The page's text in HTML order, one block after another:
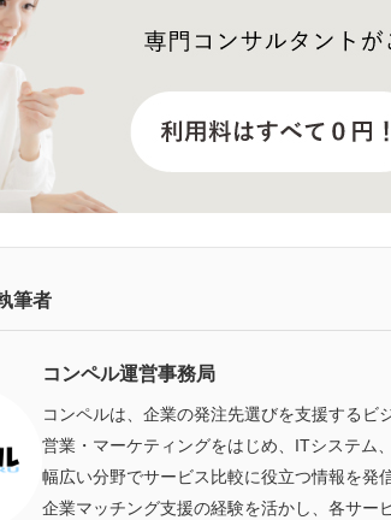
筆者
コンペル運営事務局
コンペルは、企業の発注先選びを支援するビ
営業・マーケティングをはじめ、ITシステム
幅広い分野でサービス比較に役立つ情報を発
企業マッチング支援の経験を活かし、各サー